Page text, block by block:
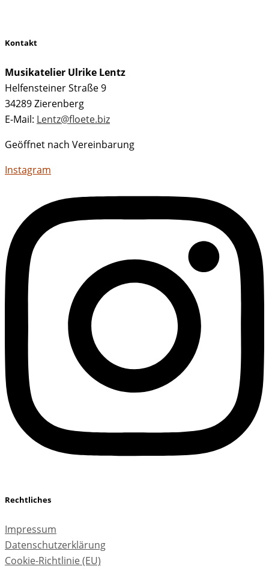
Kontakt
Musikatelier Ulrike Lentz
Helfensteiner Straße 9
34289 Zierenberg
E-Mail: Lentz@floete.biz
Geöffnet nach Vereinbarung
Instagram
Rechtliches
Impressum
Datenschutzerklärung
Cookie-Richtlinie (EU)